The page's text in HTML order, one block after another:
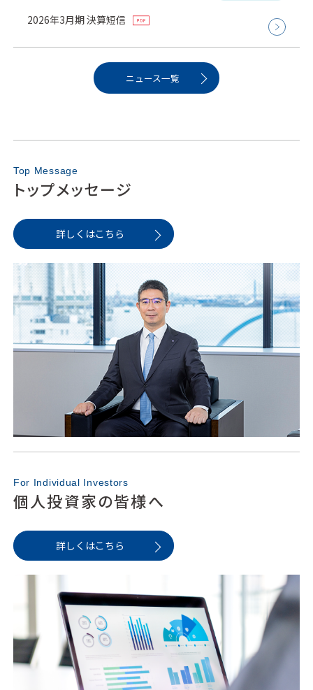
2026年3月期 決算短信
ニュース一覧
Top Message
トップメッセージ
詳しくはこちら
For Individual Investors
個人投資家の皆様へ
詳しくはこちら